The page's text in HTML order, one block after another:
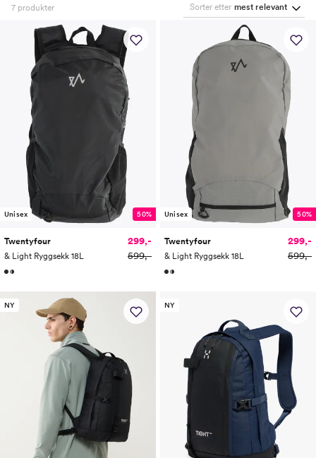
7 produkter Sorter etter mest relevant
Unisex 50%
Twentyfour
& Light Ryggsekk 18L
299,-
599,-
Unisex 50%
Twentyfour
& Light Ryggsekk 18L
299,-
599,-
NY NY